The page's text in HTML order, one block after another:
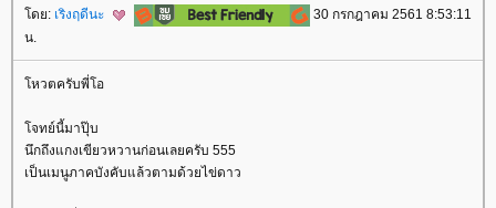
ดย: เริงฤดีนะ
30 กรกฎาคม 2561 8:53:11
น.
หวตครับพี่โอ
จทย์นี้มาปุ๊บ
นึกถึงแกงเขียวหวานก่อนเลยครับ 555
เป็นเมนูภาคบังคับแล้วตามด้วยไข่ดาว